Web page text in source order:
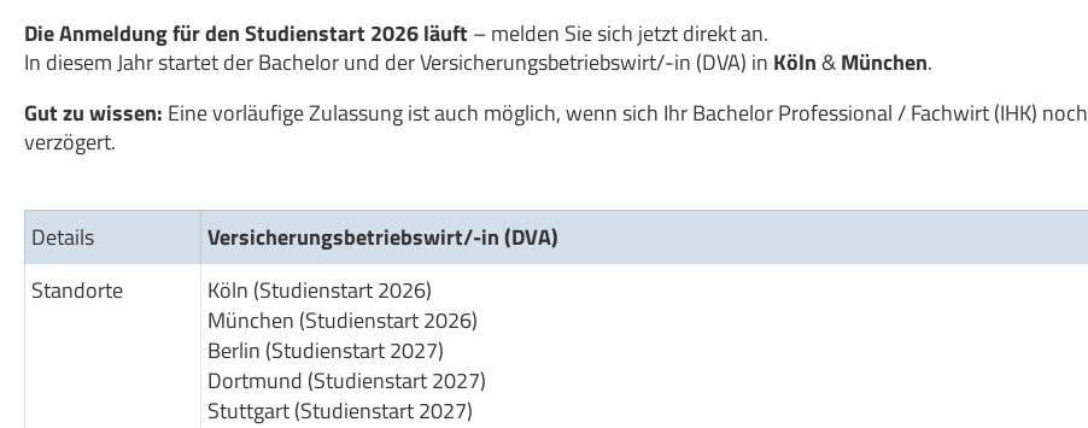
Die Anmeldung für den Studienstart 2026 läuft – melden Sie sich jetzt direkt an.
In diesem Jahr startet der Bachelor und der Versicherungsbetriebswirt/-in (DVA) in Köln&München.
Gut zu wissen: Eine vorläufige Zulassung ist auch möglich, wenn sich Ihr Bachelor Professional / Fachwirt (IHK) noch
verzögert.
Details
Versicherungsbetriebswirt/-in (DVA)
Standorte
Köln (Studienstart 2026)
München (Studienstart 2026)
Berlin (Studienstart 2027)
Dortmund (Studienstart 2027)
Stuttgart (Studienstart 2027)